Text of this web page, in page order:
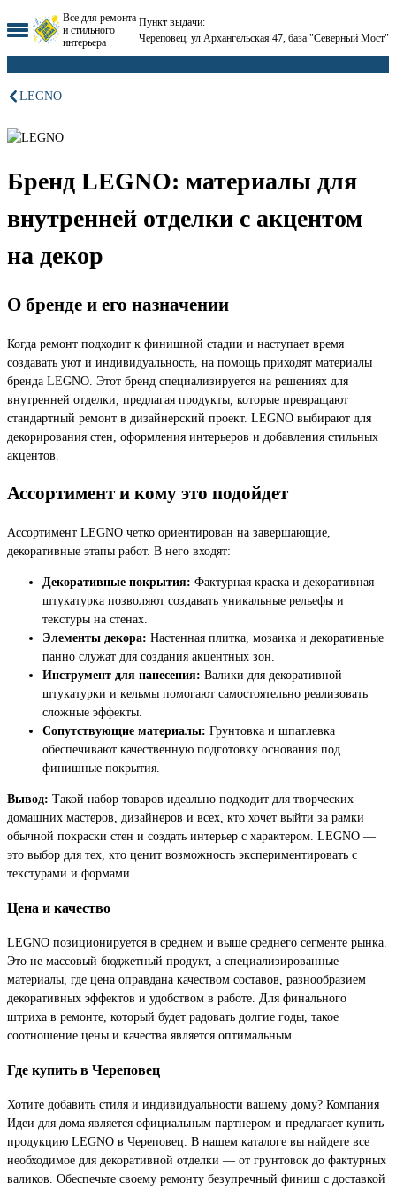
Все для ремонта
и стильного
интерьера
Пункт выдачи:
Череповец, ул Архангельская 47, база "Северный Мост"
LEGNO
Бренд LEGNO: материалы для
внутренней отделки с акцентом
на декор
О бренде и его назначении
Когда ремонт подходит к финишной стадии и наступает время
создавать уют и индивидуальность, на помощь приходят материалы
бренда LEGNO. Этот бренд специализируется на решениях для
внутренней отделки, предлагая продукты, которые превращают
стандартный ремонт в дизайнерский проект. LEGNO выбирают для
декорирования стен, оформления интерьеров и добавления стильных
акцентов.
Ассортимент и кому это подойдет
Ассортимент LEGNO четко ориентирован на завершающие,
декоративные этапы работ. В него входят:
Декоративные покрытия: Фактурная краска и декоративная
штукатурка позволяют создавать уникальные рельефы и
текстуры на стенах.
Элементы декора: Настенная плитка, мозаика и декоративные
панно служат для создания акцентных зон.
Инструмент для нанесения: Валики для декоративной
штукатурки и кельмы помогают самостоятельно реализовать
сложные эффекты.
Сопутствующие материалы: Грунтовка и шпатлевка
обеспечивают качественную подготовку основания под
финишные покрытия.
Вывод: Такой набор товаров идеально подходит для творческих
домашних мастеров, дизайнеров и всех, кто хочет выйти за рамки
обычной покраски стен и создать интерьер с характером. LEGNO —
это выбор для тех, кто ценит возможность экспериментировать с
текстурами и формами.
Цена и качество
LEGNO позиционируется в среднем и выше среднего сегменте рынка.
Это не массовый бюджетный продукт, а специализированные
материалы, где цена оправдана качеством составов, разнообразием
декоративных эффектов и удобством в работе. Для финального
штриха в ремонте, который будет радовать долгие годы, такое
соотношение цены и качества является оптимальным.
Где купить в Череповец
Хотите добавить стиля и индивидуальности вашему дому? Компания
Идеи для дома является официальным партнером и предлагает купить
продукцию LEGNO в Череповец. В нашем каталоге вы найдете все
необходимое для декоративной отделки — от грунтовок до фактурных
валиков. Обеспечьте своему ремонту безупречный финиш с доставкой